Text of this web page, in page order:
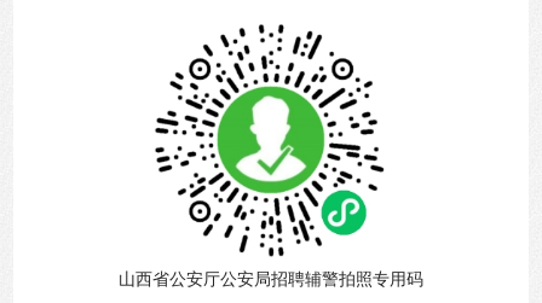
山西省公安厅公安局招聘辅警拍照专用码